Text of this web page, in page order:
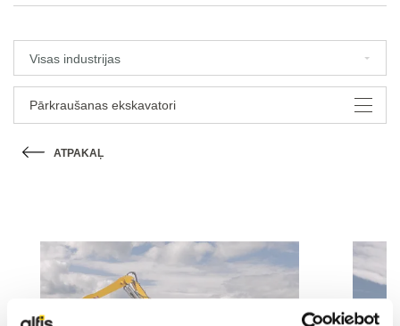
PRODUKTI
PAKALPOJUMI UN RISINĀJUMI
SISTĒMAS
LIEBHERR LIETOTĀ TEHNIKA
KARJERA
Visas industrijas
Pārkraušanas ekskavatori
ATPAKAĻ